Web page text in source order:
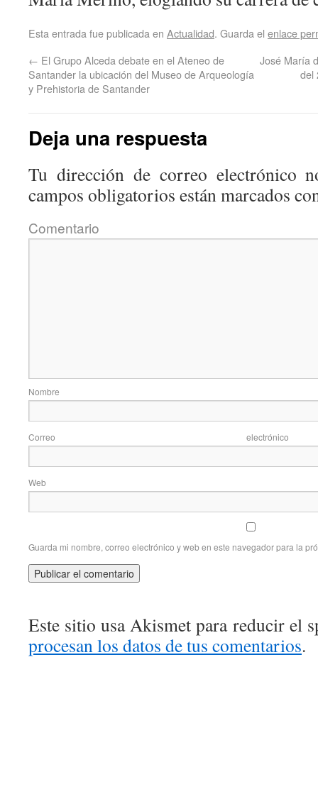
Esta entrada fue publicada en Actualidad. Guarda el enlace
← El Grupo Alceda debate en el Ateneo de
Santander la ubicación del Museo de Arqueología
y Prehistoria de Santander
José María
del
Deja una respuesta
Tu dirección de correo electrónico
campos obligatorios están marcados
Correo
Web
Guarda mi nombre, correo electrónico y web en este navegador para la
Este sitio usa Akismet para reducir el
procesan los datos de tus comentarios.